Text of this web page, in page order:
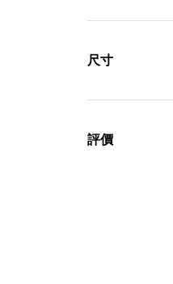
尺寸
評價